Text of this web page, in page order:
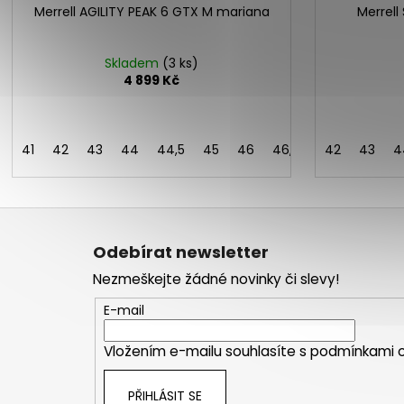
Merrell AGILITY PEAK 6 GTX M mariana
Skladem (3 ks)
4 899 Kč
41 42 43 44 44,5 45 46 46,5 48 49
Merrell
42 43
Z
Odebírat newsletter
Nezmeškejte žádné novinky či slevy!
E-mail
Vložením e-mailu souhlasíte s podmínkami
PŘIHLÁSIT SE